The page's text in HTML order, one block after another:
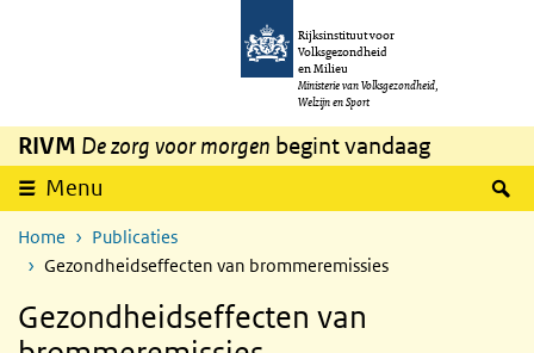
Overslaan en naar de inhoud gaan
Rijksinstituut voor
Volksgezondheid
en Milieu
Ministerie van Volksgezondheid,
Welzijn en Sport
RIVM De zorg voor morgen begint vandaag
Menu
Home
Publicaties
Gezondheidseffecten van brommeremissies
Gezondheidseffecten van